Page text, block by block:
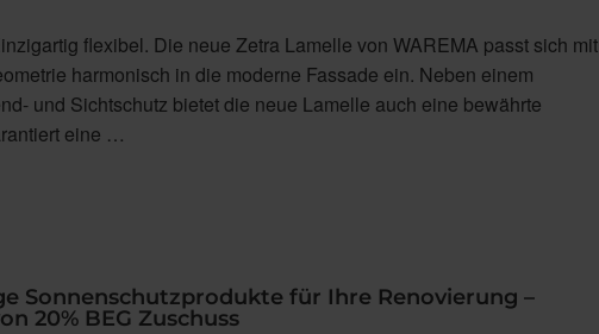
flexibel. Die neue Zetra Lamelle von WAREMA passt sich mit
harmonisch in die moderne Fassade ein. Neben einem
und Sichtschutz bietet die neue Lamelle auch eine bewährte
eine …
Sonnenschutzprodukte für Ihre Renovierung –
20% BEG Zuschuss